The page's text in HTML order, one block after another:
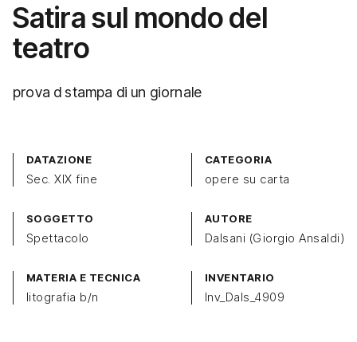
Satira sul mondo del
teatro
prova d stampa di un giornale
DATAZIONE
Sec. XIX fine
CATEGORIA
opere su carta
SOGGETTO
Spettacolo
AUTORE
Dalsani (Giorgio Ansaldi)
MATERIA E TECNICA
litografia b/n
INVENTARIO
Inv_Dals_4909